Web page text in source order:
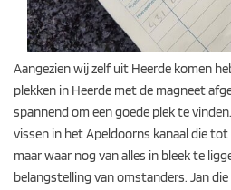
Aangezien wij zelf uit Heerde komen
plekken in Heerde met de magneet
spannend om een goede plek te
vissen in het Apeldoorns kanaal die
maar waar nog van alles in bleek te
belangstelling van omstanders. Jan